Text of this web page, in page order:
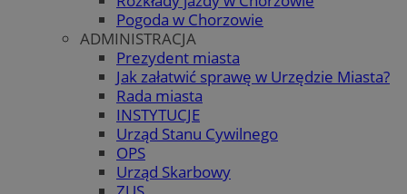
Pogoda w Chorzowie
ADMINISTRACJA
Prezydent miasta
Jak załatwić sprawę w Urzędzie Miasta?
Rada miasta
INSTYTUCJE
Urząd Stanu Cywilnego
OPS
Urząd Skarbowy